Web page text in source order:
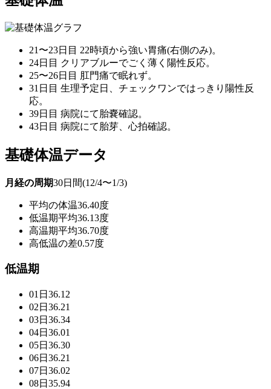
21〜23日目 22時頃から強い胃痛(右側のみ)。
24日目 クリアブルーでごく薄く陽性反応。
25〜26日目 肛門痛で眠れず。
31日目 生理予定日、チェックワンではっきり陽性反
応。
39日目 病院にて胎嚢確認。
43日目 病院にて胎芽、心拍確認。
基礎体温データ
月経の周期30日間(12/4〜1/3)
平均の体温36.40度
低温期平均36.13度
高温期平均36.70度
高低温の差0.57度
低温期
01日 36.12
02日 36.21
03日 36.34
04日 36.01
05日 36.30
06日 36.21
07日 36.02
08日 35.94